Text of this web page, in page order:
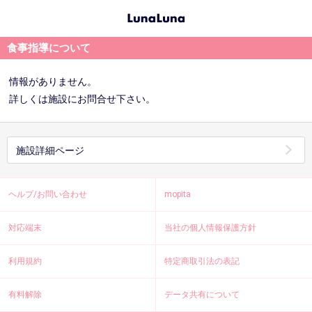
食事指導について
情報がありません。
詳しくは施設にお問合せ下さい。
施設詳細ページ
ヘルプ/お問い合わせ mopita
対応端末 当社の個人情報保護方針
利用規約 特定商取引法の表記
有料解除 データ共有について